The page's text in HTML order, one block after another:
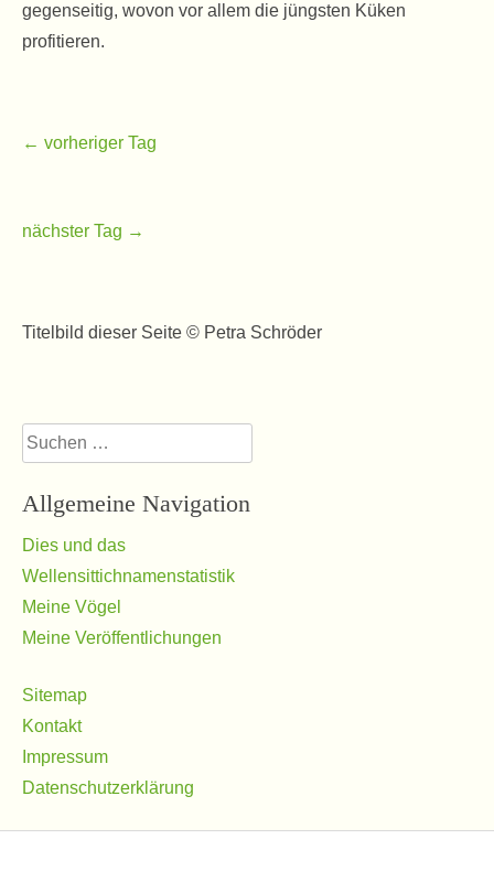
gegenseitig, wovon vor allem die jüngsten Küken
profitieren.
← vorheriger Tag
nächster Tag →
Titelbild dieser Seite © Petra Schröder
Suchen
nach:
Allgemeine Navigation
Dies und das
Wellensittichnamenstatistik
Meine Vögel
Meine Veröffentlichungen
Sitemap
Kontakt
Impressum
Datenschutzerklärung